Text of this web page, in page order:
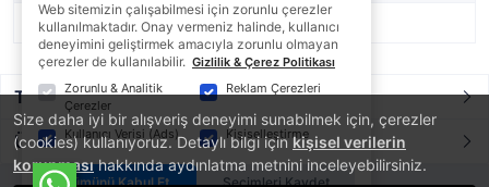
Size daha iyi bir alışveriş deneyimi sunabilmek için, çerezler
(cookies) kullanıyoruz. Detaylı bilgi içinkişisel verilerin
korunmasıhakkında aydınlatma metnini inceleyebilirsiniz.
Stok Durumu
Var
Taksit / Ödeme Seçenekleri
Ürün Yorumları
Web sitemizin çalışabilmesi için zorunlu çerezler
kullanılmaktadır. Onay vermeniz halinde, kullanıcı
deneyimini geliştirmek amacıyla zorunlu olmayan
çerezler de kullanılabilir. Gizlilik & Çerez Politikası
Zorunlu & Analitik
Çerezler
Reklam Çerezleri
Kullanıcı Verisi (Ads) Kişiselleştirme
Tümünü Kabul Et Seçimleri Kaydet